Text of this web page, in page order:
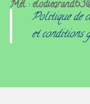
Mèl :
Politique de
et conditions